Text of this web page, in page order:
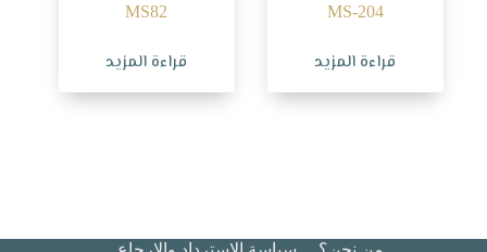
MS-204
قراءة المزيد
MS82
قراءة المزيد